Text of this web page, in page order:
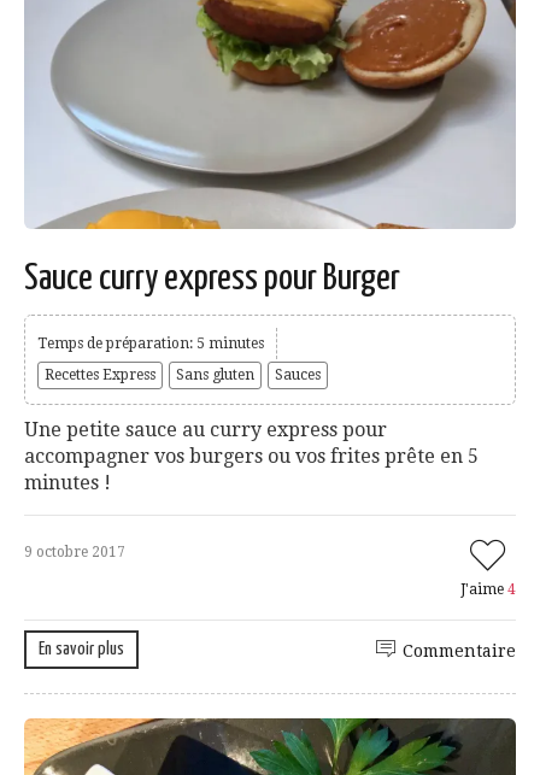
Sauce curry express pour Burger
Temps de préparation: 5 minutes
Recettes Express
Sans gluten Sauces
Une petite sauce au curry express pour
accompagner vos burgers ou vos frites prête en 5
minutes !
9 octobre 2017
J'aime 4
En savoir plus Commentaire